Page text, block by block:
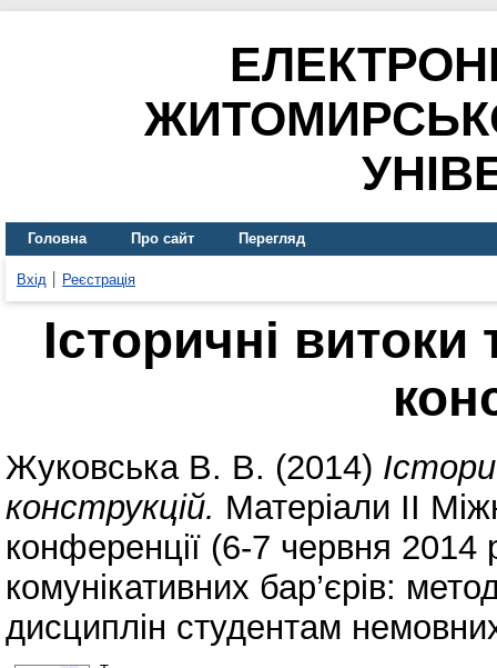
Головна Про сайт Перегляд
Вхід Реєстрація
Історичні
Жуковська В. В. (2014)
конструкцій. Матеріали ІІ
конференції (6-7 червня
комунікативних бар’єрів:
дисциплін студентам